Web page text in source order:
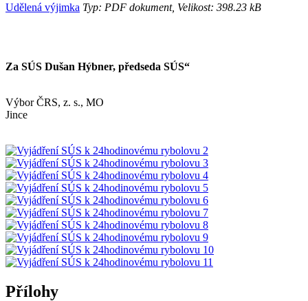
Udělená výjimka Typ: PDF dokument, Velikost: 398.23 kB
Za SÚS Dušan Hýbner, předseda SÚS“
Výbor ČRS, z. s., MO
Přílohy